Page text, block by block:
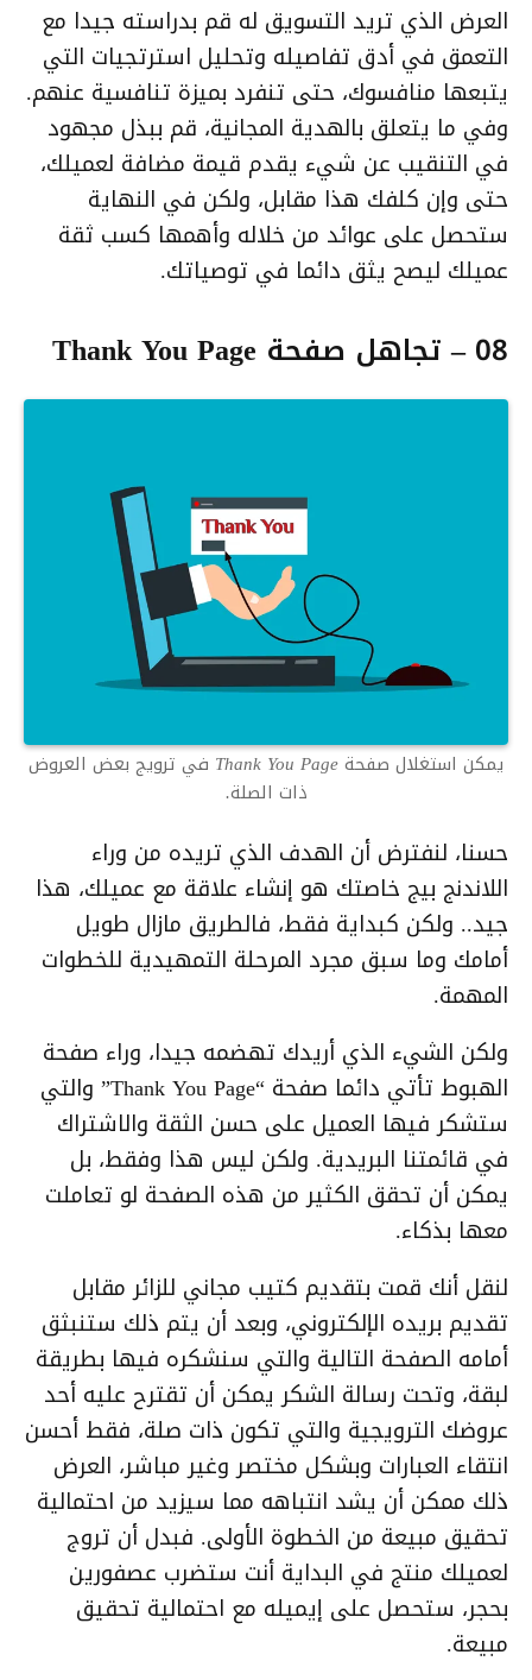
العرض الذي تريد التسويق له قم بدراسته جيدا مع
التعمق في أدق تفاصيله وتحليل استرتجيات التي
يتبعها منافسوك، حتى تنفرد بميزة تنافسية عنهم.
وفي ما يتعلق بالهدية المجانية، قم ببذل مجهود
في التنقيب عن شيء يقدم قيمة مضافة لعميلك،
حتى وإن كلفك هذا مقابل، ولكن في النهاية
ستحصل على عوائد من خلاله وأهمها كسب ثقة
عميلك ليصح يثق دائما في توصياتك.
08 – تجاهل صفحة Thank You Page
يمكن استغلال صفحة Thank You Page في ترويج بعض العروض
ذات الصلة.
حسنا، لنفترض أن الهدف الذي تريده من وراء
اللاندنج بيج خاصتك هو إنشاء علاقة مع عميلك، هذا
جيد.. ولكن كبداية فقط، فالطريق مازال طويل
أمامك وما سبق مجرد المرحلة التمهيدية للخطوات
المهمة.
ولكن الشيء الذي أريدك تهضمه جيدا، وراء صفحة
الهبوط تأتي دائما صفحة “Thank You Page” والتي
ستشكر فيها العميل على حسن الثقة والاشتراك
في قائمتنا البريدية. ولكن ليس هذا وفقط، بل
يمكن أن تحقق الكثير من هذه الصفحة لو تعاملت
معها بذكاء.
لنقل أنك قمت بتقديم كتيب مجاني للزائر مقابل
تقديم بريده الإلكتروني، وبعد أن يتم ذلك ستنبثق
أمامه الصفحة التالية والتي سنشكره فيها بطريقة
لبقة، وتحت رسالة الشكر يمكن أن تقترح عليه أحد
عروضك الترويجية والتي تكون ذات صلة، فقط أحسن
انتقاء العبارات وبشكل مختصر وغير مباشر، العرض
ذلك ممكن أن يشد انتباهه مما سيزيد من احتمالية
تحقيق مبيعة من الخطوة الأولى. فبدل أن تروج
لعميلك منتج في البداية أنت ستضرب عصفورين
بحجر، ستحصل على إيميله مع احتمالية تحقيق
مبيعة.